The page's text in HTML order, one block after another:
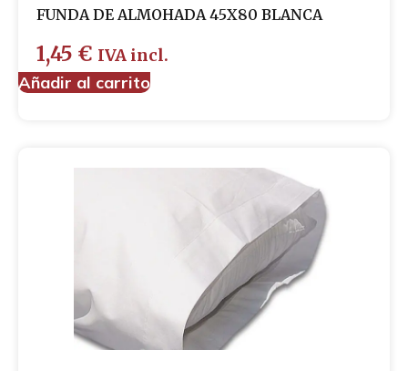
FUNDA DE ALMOHADA 45X80 BLANCA
1,45 € IVA incl.
Añadir al carrito